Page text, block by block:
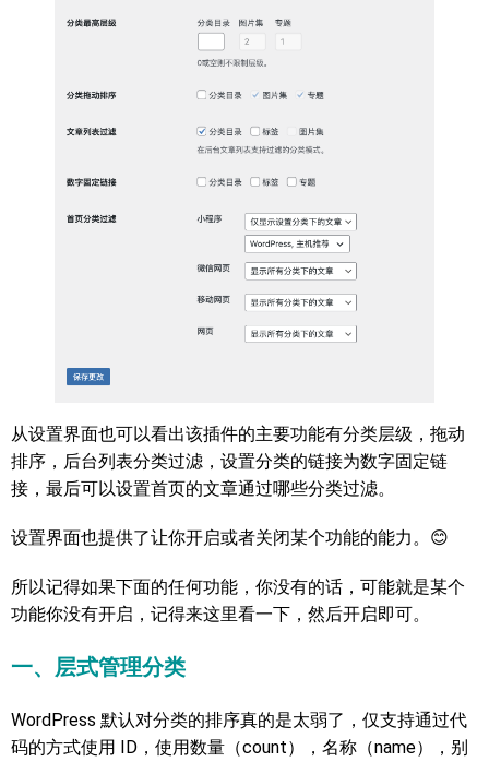
从设置界面也可以看出该插件的主要功能有分类层级，拖动
排序，后台列表分类过滤，设置分类的链接为数字固定链
接，最后可以设置首页的文章通过哪些分类过滤。
设置界面也提供了让你开启或者关闭某个功能的能力。😊
所以记得如果下面的任何功能，你没有的话，可能就是某个
功能你没有开启，记得来这里看一下，然后开启即可。
一、层式管理分类
WordPress 默认对分类的排序真的是太弱了，仅支持通过代
码的方式使用 ID，使用数量（count），名称（name），别